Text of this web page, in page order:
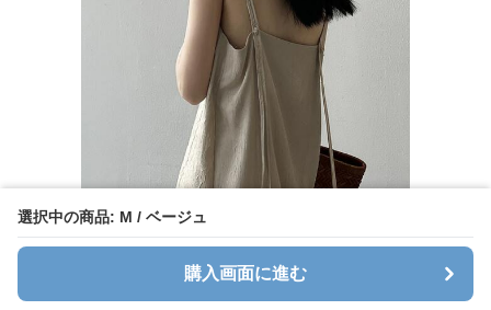
選択中の商品: M / ベージュ
購入画面に進む